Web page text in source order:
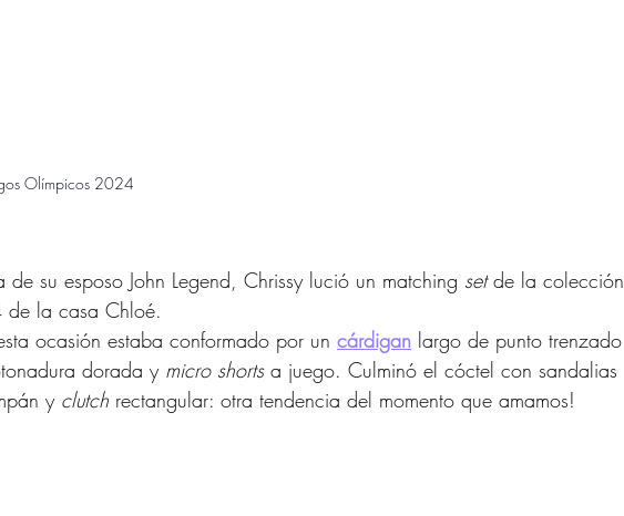
Olímpicos 2024
de su esposo John Legend, Chrissy lució un matching set de la colección
la casa Chloé.
ocasión estaba conformado por un cárdigan largo de punto trenzado
dorada y micro shorts a juego. Culminó el cóctel con sandalias
y clutch rectangular: otra tendencia del momento que amamos!